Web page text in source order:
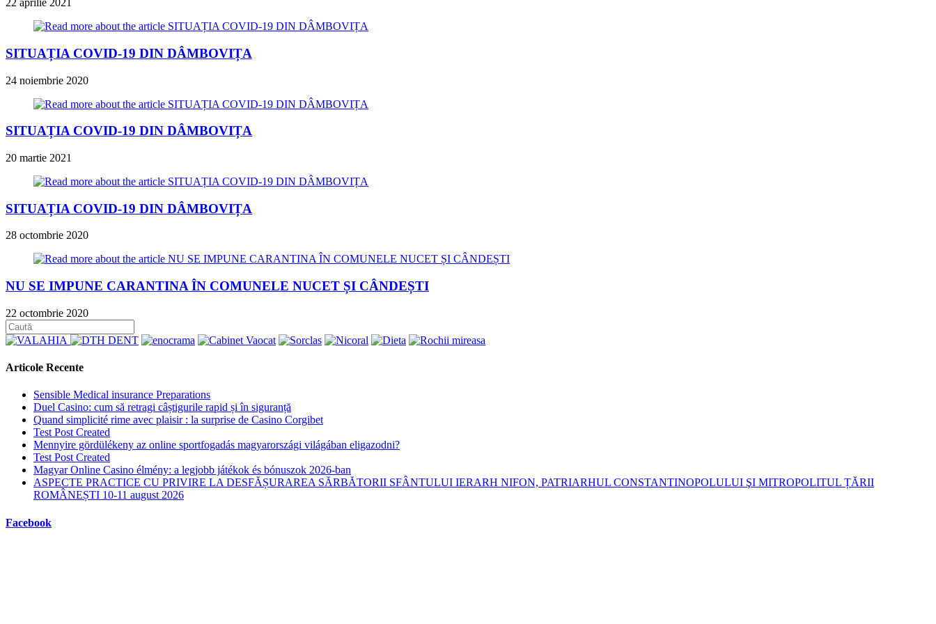
22 aprilie 2021
SITUAȚIA COVID-19 DIN DÂMBOVIȚA
24 noiembrie 2020
SITUAȚIA COVID-19 DIN DÂMBOVIȚA
20 martie 2021
SITUAȚIA COVID-19 DIN DÂMBOVIȚA
28 octombrie 2020
NU SE IMPUNE CARANTINA ÎN COMUNELE NUCET ȘI CÂNDEȘTI
22 octombrie 2020
Articole Recente
Sensible Medical insurance Preparations
Duel Casino: cum să retragi câștigurile rapid și în siguranță
Quand simplicité rime avec plaisir : la surprise de Casino Corgibet
Test Post Created
Mennyire gördülékeny az online sportfogadás magyarországi világában eligazodni?
Test Post Created
Magyar Online Casino élmény: a legjobb játékok és bónuszok 2026-ban
ASPECTE PRACTICE CU PRIVIRE LA DESFĂȘURAREA SĂRBĂTORII SFÂNTULUI IERARH NIFON, PATRIARHUL CONSTANTINOPOLULUI ŞI MITROPOLITUL ȚĂRII
ROMÂNEȘTI 10-11 august 2026
Facebook